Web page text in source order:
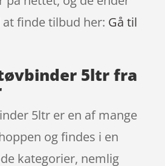
finde tilbud her: Gå til
5ltr fra
5ltr er en af mange
og findes i en
kategorier, nemlig